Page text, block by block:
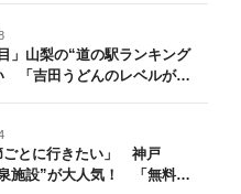
」山梨の“道の駅ランキング
「吉田うどんのレベルが
ごとに行きたい」 神戸
施設”が大人気！ 「無料送